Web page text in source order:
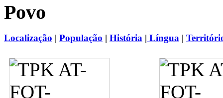
Povo
Localização | População | História | Língua |